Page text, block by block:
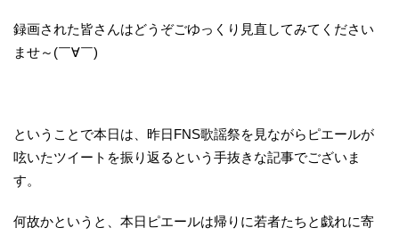
録画された皆さんはどうぞごゆっくり見直してみてください
ませ～(￣∀￣)
ということで本日は、昨日FNS歌謡祭を見ながらピエールが
呟いたツイートを振り返るという手抜きな記事でございま
す。
何故かというと、本日ピエールは帰りに若者たちと戯れに寄